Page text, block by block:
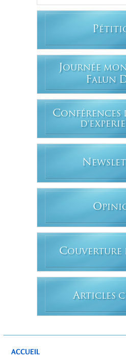
P
JOURNÉE
FALUN
CONFÉRENCES
N
O
COUVERTURE
ARTICLES
ACCUEIL